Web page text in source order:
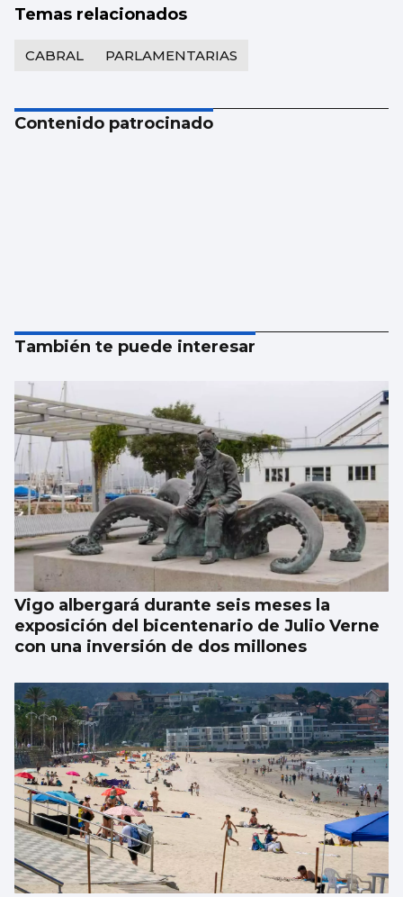
Temas relacionados
CABRAL PARLAMENTARIAS
Contenido patrocinado
También te puede interesar
Vigo albergará durante seis meses la
exposición del bicentenario de Julio Verne
con una inversión de dos millones